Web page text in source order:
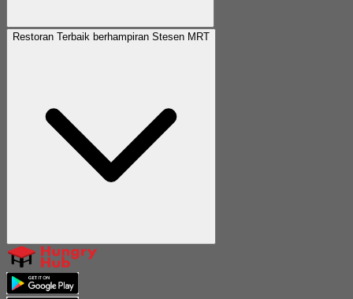
Restoran Terbaik berhampiran Stesen MRT